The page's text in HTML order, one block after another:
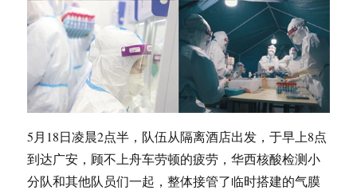
5月18日凌晨2点半，队伍从隔离酒店出发，于早上8点
到达广安，顾不上舟车劳顿的疲劳，华西核酸检测小
分队和其他队员们一起，整体接管了临时搭建的气膜